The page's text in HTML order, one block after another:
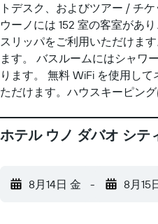
トデスク、およびツアー / チ
ウーノには 152 室の客室があ
スリッパをご利用いただけま
ます。 バスルームにはシャワ
ります。 無料 WiFi を使用し
ただけます。ハウスキーピング
ホテル ウノ ダバオ シテ
8月14日 金 - 8月15